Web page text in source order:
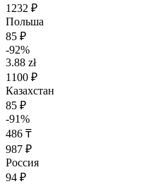
1232 ₽
Польша
85 ₽
-92%
3.88 zł
1100 ₽
Казахстан
85 ₽
-91%
486 ₸
987 ₽
Россия
94 ₽